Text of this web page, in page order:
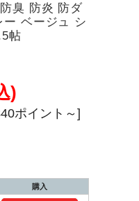
臭 防炎 防ダ
ベージュ シ
帖
)
ポイント～]
購入